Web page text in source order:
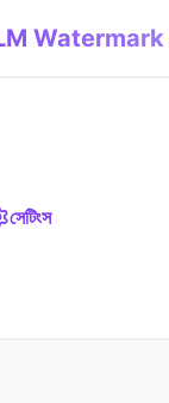
Watermark
সেটিংস